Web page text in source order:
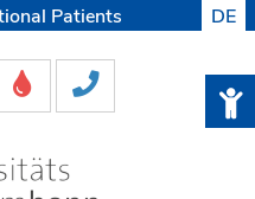
Patients
DE